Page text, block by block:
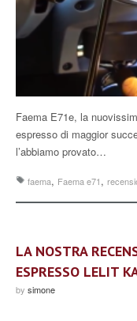
Faema E71e, la
espresso di maggior
l’abbiamo provato…
faema, Faema e71,
LA NOSTRA
ESPRESSO LELIT
by simone